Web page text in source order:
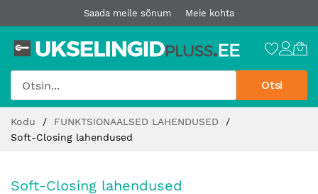
Saada meile sõnum Meie kohta
Otsi
sisu
juurde
Kodu
FUNKTSIONAALSED LAHENDUSED
Soft-Closing lahendused
Soft-Closing lahendused